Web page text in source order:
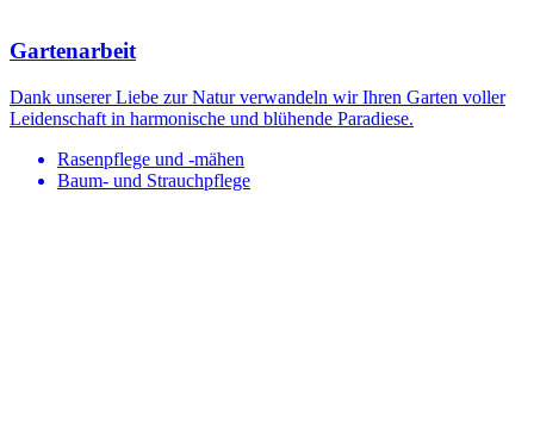
Gartenarbeit
Dank unserer Liebe zur Natur verwandeln wir Ihren Garten voller
Leidenschaft in harmonische und blühende Paradiese.
Rasenpflege und -mähen
Baum- und Strauchpflege